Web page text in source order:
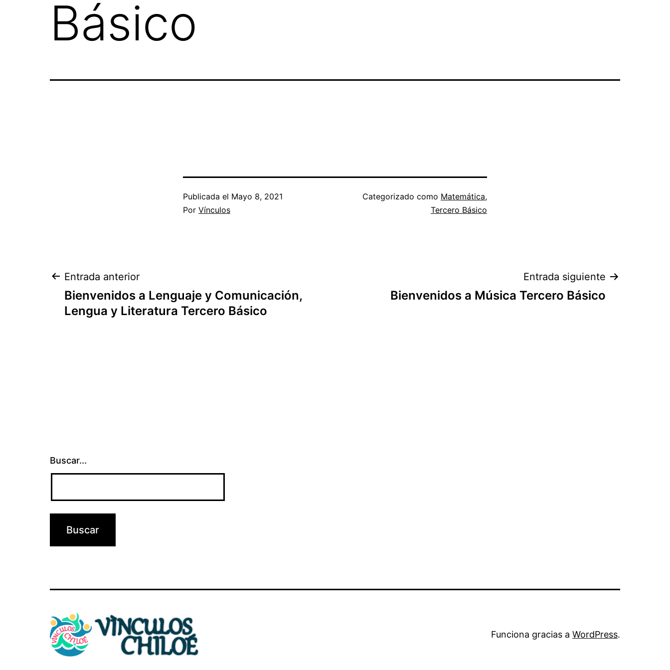
Básico
Publicada el Mayo 8, 2021
Por Vínculos
Categorizado como Matemática,
Tercero Básico
Navegación
de
Entrada anterior
Bienvenidos a Lenguaje y Comunicación,
Lengua y Literatura Tercero Básico
Entrada siguiente
Bienvenidos a Música Tercero Básico
Buscar...
Funciona gracias a WordPress.